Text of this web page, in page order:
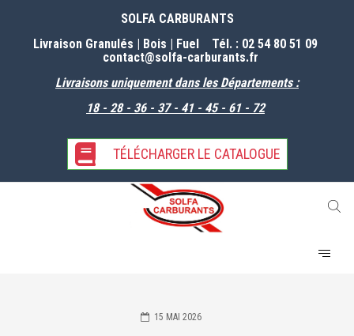
SOLFA CARBURANTS
Livraison Granulés | Bois | Fuel Tél. : 02 54 80 51 09
contact@solfa-carburants.fr
Livraisons uniquement dans les Départements :
18 - 28 - 36 - 37 - 41 - 45 - 61 - 72
TÉLÉCHARGER LE CATALOGUE
15 MAI 2026